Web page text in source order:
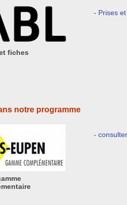
fiches
- Prises
notre programme
-